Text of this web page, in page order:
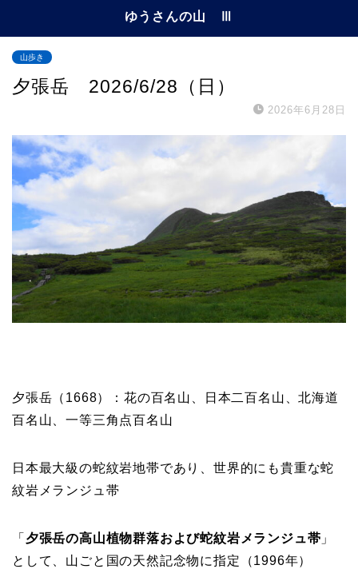
ゆうさんの山 Ⅲ
山歩き
夕張岳 2026/6/28（日）
2026年6月28日
夕張岳（1668）：花の百名山、日本二百名山、北海道
百名山、一等三角点百名山
日本最大級の蛇紋岩地帯であり、世界的にも貴重な蛇
紋岩メランジュ帯
「 夕張岳の高山植物群落および蛇紋岩メランジュ帯 」
として、山ごと国の天然記念物に指定（1996年）